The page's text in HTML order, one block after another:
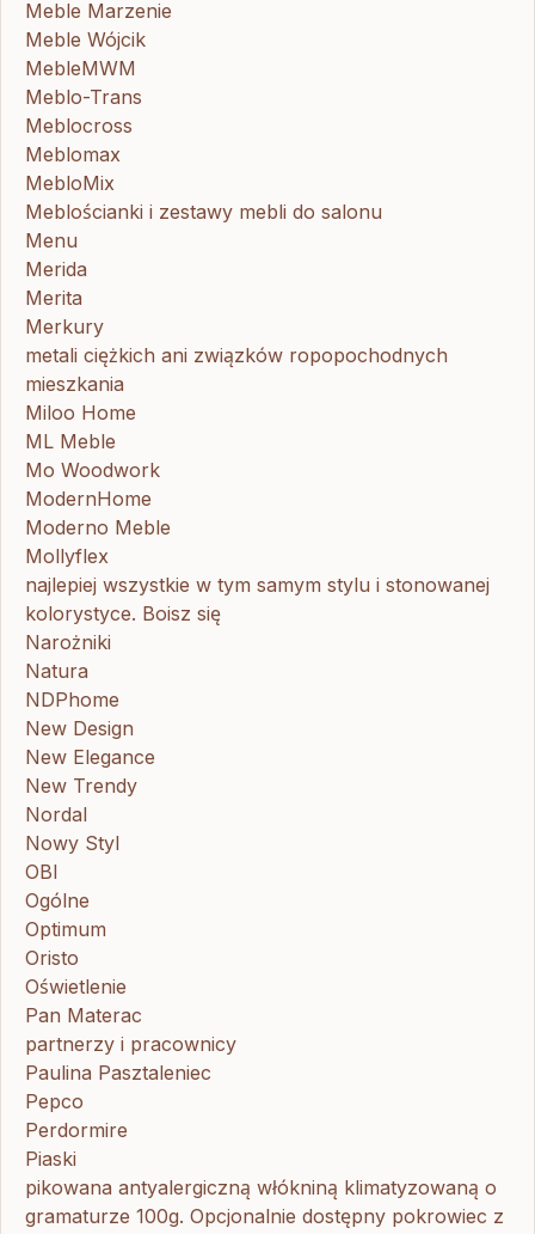
Meble Marzenie
Meble Wójcik
MebleMWM
Meblo-Trans
Meblocross
Meblomax
MebloMix
Meblościanki i zestawy mebli do salonu
Menu
Merida
Merita
Merkury
metali ciężkich ani związków ropopochodnych
mieszkania
Miloo Home
ML Meble
Mo Woodwork
ModernHome
Moderno Meble
Mollyflex
najlepiej wszystkie w tym samym stylu i stonowanej
kolorystyce. Boisz się
Narożniki
Natura
NDPhome
New Design
New Elegance
New Trendy
Nordal
Nowy Styl
OBI
Ogólne
Optimum
Oristo
Oświetlenie
Pan Materac
partnerzy i pracownicy
Paulina Pasztaleniec
Pepco
Perdormire
Piaski
pikowana antyalergiczną włókniną klimatyzowaną o
gramaturze 100g. Opcjonalnie dostępny pokrowiec z